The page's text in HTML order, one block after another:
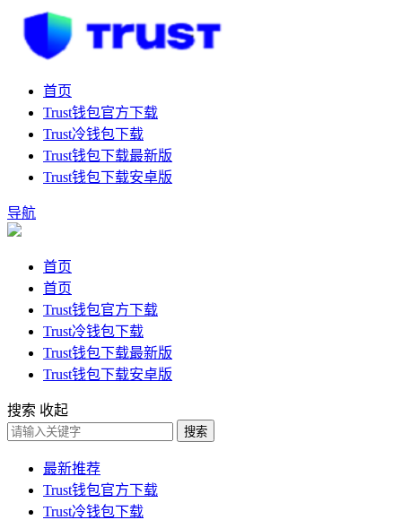
首页
Trust钱包官方下载
Trust冷钱包下载
Trust钱包下载最新版
Trust钱包下载安卓版
导航
首页
首页
Trust钱包官方下载
Trust冷钱包下载
Trust钱包下载最新版
Trust钱包下载安卓版
搜索 收起
搜索
最新推荐
Trust钱包官方下载
Trust冷钱包下载